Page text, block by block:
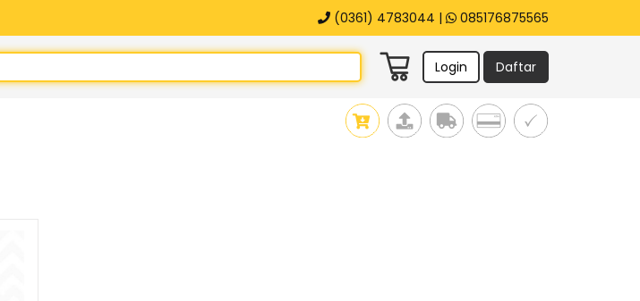
(0361) 4783044 | 085176875565
Login Daftar